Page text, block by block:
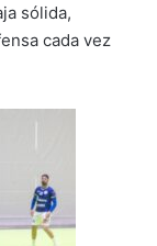
sólida,
cada vez